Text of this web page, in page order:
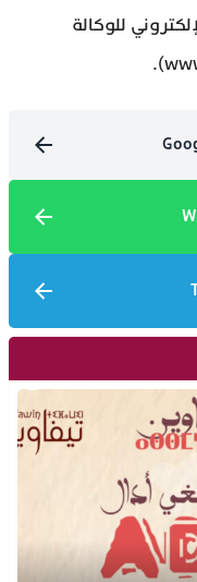
للوكالة